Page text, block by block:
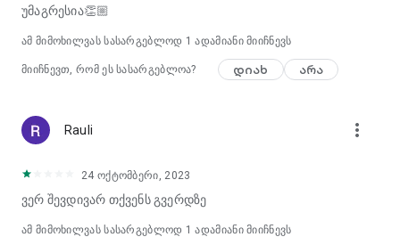
უმაგრესია👏🏼
ამ მიმოხილვას სასარგებლოდ 1 ადამიანი მიიჩნევს
მიიჩნევთ, რომ ეს სასარგებლოა? დიახ არა
Rauli more_vert
24 ოქტომბერი, 2023
ვერ შევდივარ თქვენს გვერდზე
ამ მიმოხილვას სასარგებლოდ 1 ადამიანი მიიჩნევს